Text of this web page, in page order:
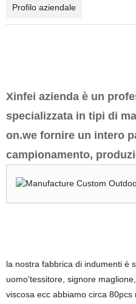
Profilo aziendale
Xinfei azienda è un
specializzata in tipi di
on.we fornire un intero
campionamento,
la nostra fabbrica di indumenti è
uomo'tessitore, signore
viscosa ecc abbiamo circa